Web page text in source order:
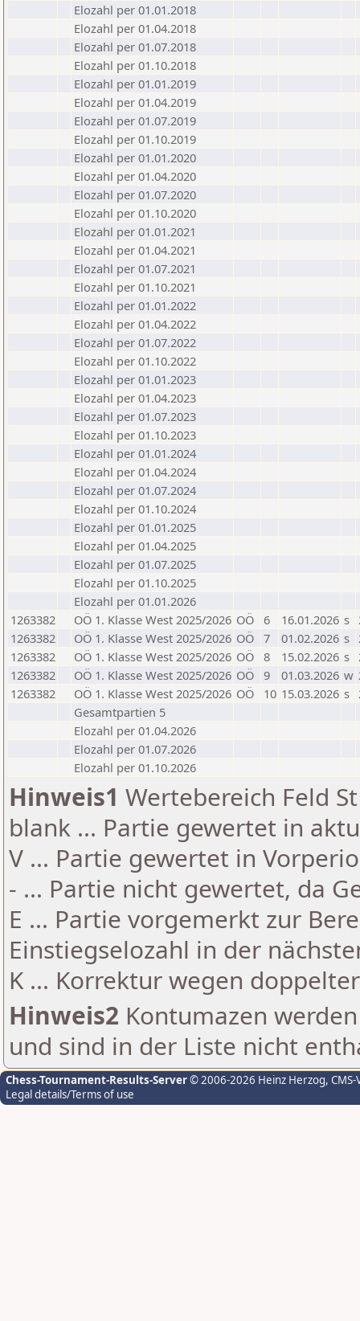
Elozahl per 01.01.2018
Elozahl per 01.04.2018
Elozahl per 01.07.2018
Elozahl per 01.10.2018
Elozahl per 01.01.2019
Elozahl per 01.04.2019
Elozahl per 01.07.2019
Elozahl per 01.10.2019
Elozahl per 01.01.2020
Elozahl per 01.04.2020
Elozahl per 01.07.2020
Elozahl per 01.10.2020
Elozahl per 01.01.2021
Elozahl per 01.04.2021
Elozahl per 01.07.2021
Elozahl per 01.10.2021
Elozahl per 01.01.2022
Elozahl per 01.04.2022
Elozahl per 01.07.2022
Elozahl per 01.10.2022
Elozahl per 01.01.2023
Elozahl per 01.04.2023
Elozahl per 01.07.2023
Elozahl per 01.10.2023
Elozahl per 01.01.2024
Elozahl per 01.04.2024
Elozahl per 01.07.2024
Elozahl per 01.10.2024
Elozahl per 01.01.2025
Elozahl per 01.04.2025
Elozahl per 01.07.2025
Elozahl per 01.10.2025
Elozahl per 01.01.2026
1263382
OÖ 1. Klasse West 2025/2026 OÖ 6 16.01.2026 s
1263382
OÖ 1. Klasse West 2025/2026 OÖ 7 01.02.2026 s
1263382
OÖ 1. Klasse West 2025/2026 OÖ 8 15.02.2026 s
1263382
OÖ 1. Klasse West 2025/2026 OÖ 9 01.03.2026 w
1263382
OÖ 1. Klasse West 2025/2026 OÖ 10 15.03.2026 s
Gesamtpartien 5
Elozahl per 01.04.2026
Elozahl per 01.07.2026
Elozahl per 01.10.2026
Hinweis1 Wertebereich Feld
blank ... Partie gewertet in
V ... Partie gewertet in
- ... Partie nicht gewertet, da
E ... Partie vorgemerkt zur
Einstiegselozahl in der
K ... Korrektur wegen
Hinweis2 Kontumazen
und sind in der Liste nicht
Chess-Tournament-Results-Server© 2006-2026 Heinz Herzog,
Legal details/Terms of use